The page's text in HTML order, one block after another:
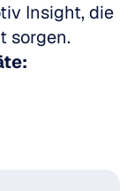
Insight, die
sorgen.